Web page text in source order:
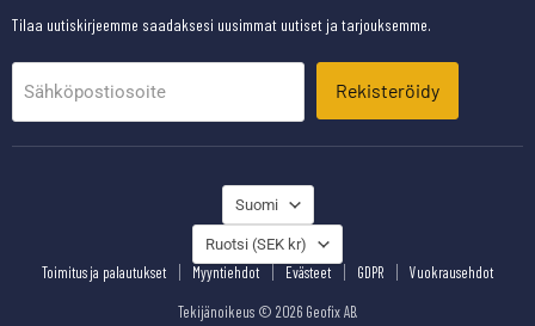
Tilaa uutiskirjeemme saadaksesi uusimmat uutiset ja tarjouksemme.
Sähköpostiosoite Rekisteröidy
KIELI
Suomi
MAA
Ruotsi (SEK kr)
Toimitus ja palautukset Myyntiehdot Evästeet GDPR Vuokrausehdot
Tekijänoikeus © 2026 Geofix AB.